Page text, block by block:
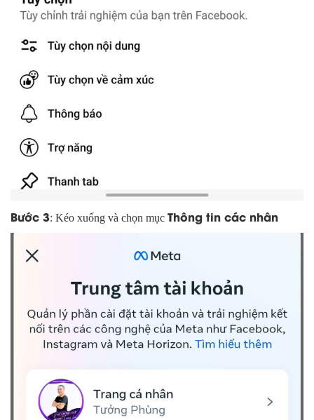
Bước 3: Kéo xuống và chọn mục Thông tin các nhân